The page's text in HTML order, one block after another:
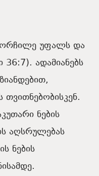
უფალს და
ადამიანებს
თვითნებობისკენ.
ნების
აღსრულებას
ნების